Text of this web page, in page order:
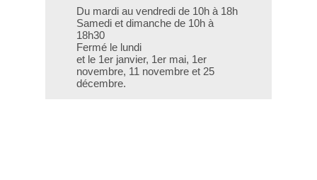
Du mardi au vendredi de 10h à 18h
Samedi et dimanche de 10h à
18h30
Fermé le lundi
et le 1er janvier, 1er mai, 1er
novembre, 11 novembre et 25
décembre.